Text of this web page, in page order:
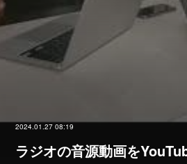
2024.01.27 08:19
ラジオの音源動画を